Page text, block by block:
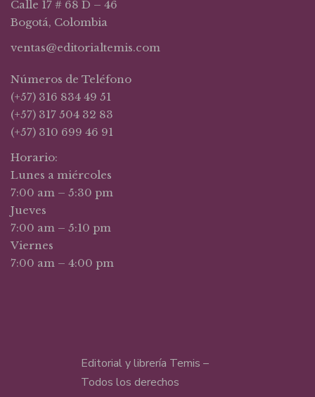
Calle 17 # 68 D – 46
Bogotá, Colombia
ventas@editorialtemis.com
Números de Teléfono
(+57) 316 834 49 51
(+57) 317 504 32 83
(+57) 310 699 46 91
Horario:
Lunes a miércoles
7:00 am – 5:30 pm
Jueves
7:00 am – 5:10 pm
Viernes
7:00 am – 4:00 pm
Editorial y librería Temis –
Todos los derechos